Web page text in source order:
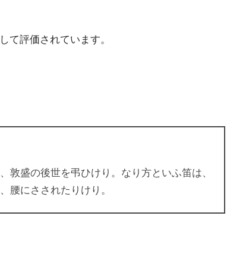
て評価されています。
盛の後世を弔ひけり。なり方といふ笛は、
腰にさされたりけり。